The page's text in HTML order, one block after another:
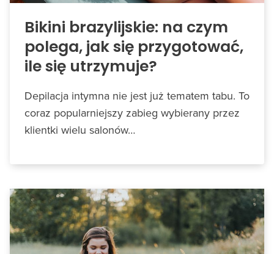
Bikini brazylijskie: na czym
polega, jak się przygotować,
ile się utrzymuje?
Depilacja intymna nie jest już tematem tabu. To
coraz popularniejszy zabieg wybierany przez
klientki wielu salonów…